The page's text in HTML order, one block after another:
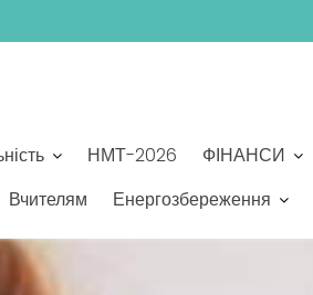
НМТ-2026 ФІНАНСИ
Вчителям Енергозбереження